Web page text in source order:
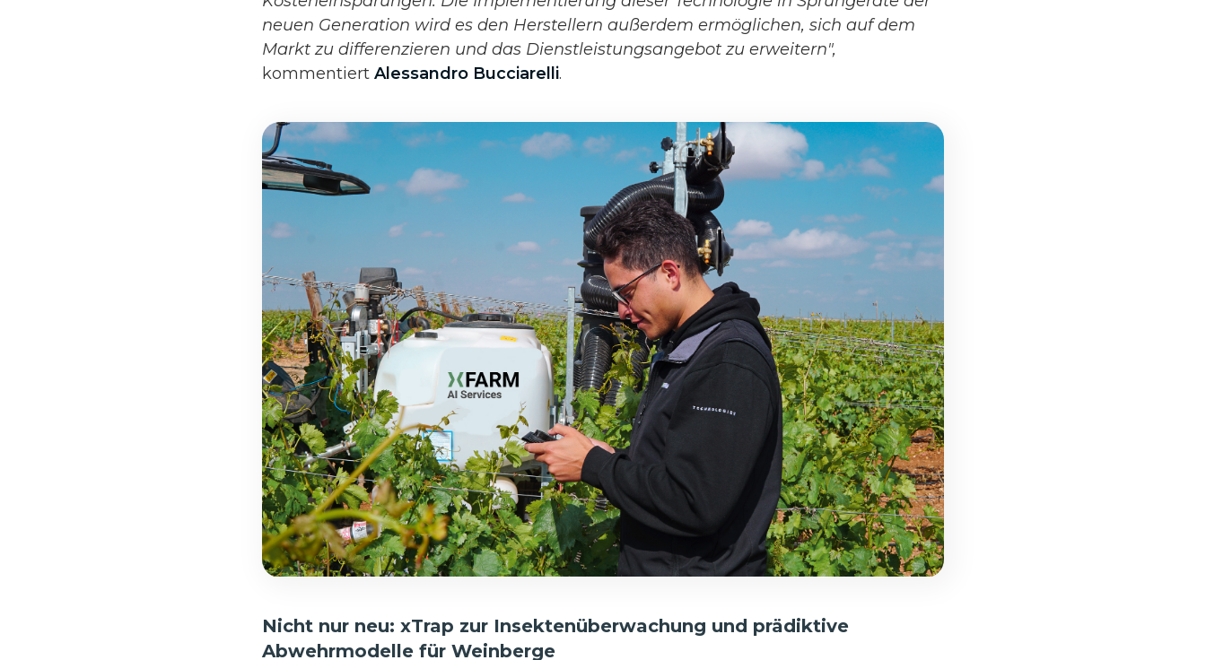
neuen Generation wird es den Herstellern außerdem ermöglichen, sich auf dem
Markt zu differenzieren und das Dienstleistungsangebot zu erweitern",
kommentiert Alessandro Bucciarelli.
Nicht nur neu: xTrap zur Insektenüberwachung und prädiktive
Abwehrmodelle für Weinberge